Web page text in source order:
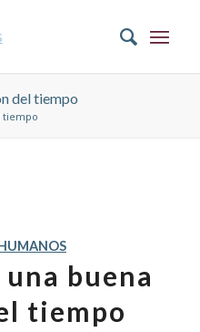
del tiempo
tiempo
buena
tiempo